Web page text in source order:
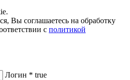
Вы соглашаетесь на обработку
с политикой
Логин * true